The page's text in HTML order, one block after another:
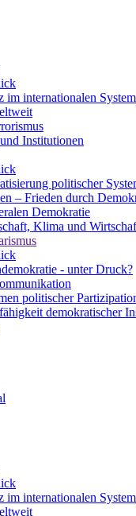
im internationalen System
Institutionen
politischer
– Frieden durch
Demokratie
Klima und
- unter Druck?
politischer
demokratischer
im internationalen System